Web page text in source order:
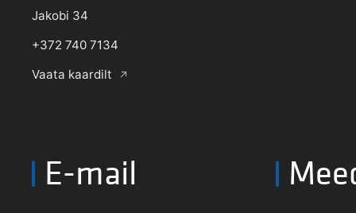
Jakobi 34
+372 740 7134
Vaata kaardilt
E-mail